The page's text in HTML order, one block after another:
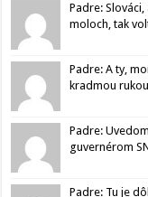
Padre:
moloch, tak
Padre: A ty,
kradmou
Padre:
guvernérom
Padre: Tu je